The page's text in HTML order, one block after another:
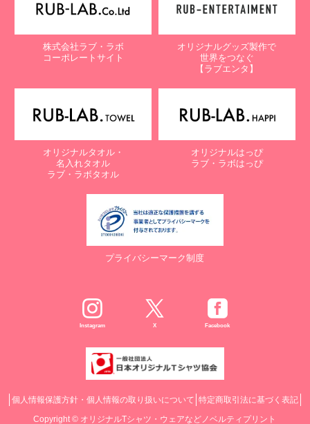
株式会社ラブ・ラボ
コーポレートサイト
オリジナルグッズ製作で
世界をつなぐ
【ラブエンタ】
オリジナルタオル・
名入れタオル
ラブ・ラボタオル
オリジナルはっぴ
ラブ・ラボはっぴ
プライバシーマーク制度
Instagram X Facebook
個人情報保護方針・個人情報の取り扱いについて 特定商取引法に基づく表記
Copyright © オリジナルTシャツ・ウェアなどノベルティプリント